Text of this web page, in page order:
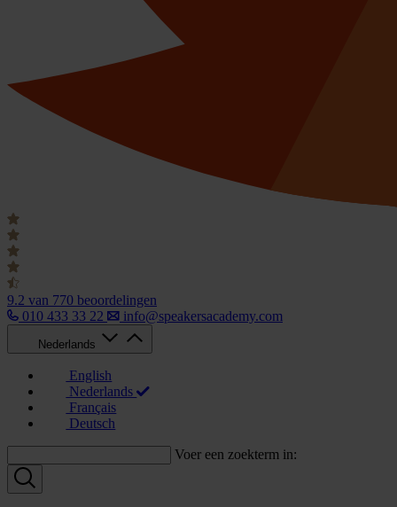
9.2 van 770 beoordelingen
010 433 33 22
info@speakersacademy.com
Nederlands
English
Nederlands
Français
Deutsch
Voer een zoekterm in: